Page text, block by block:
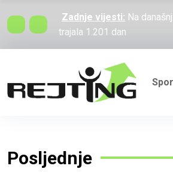
Zadnje vijesti: Na
trajala 1.201 dan
Zadnje vijesti:
Policija za
mogu dogoditi"
Zadnje vijesti:
trajala 1.201 dan
Zadnje vijesti:
Posljednje